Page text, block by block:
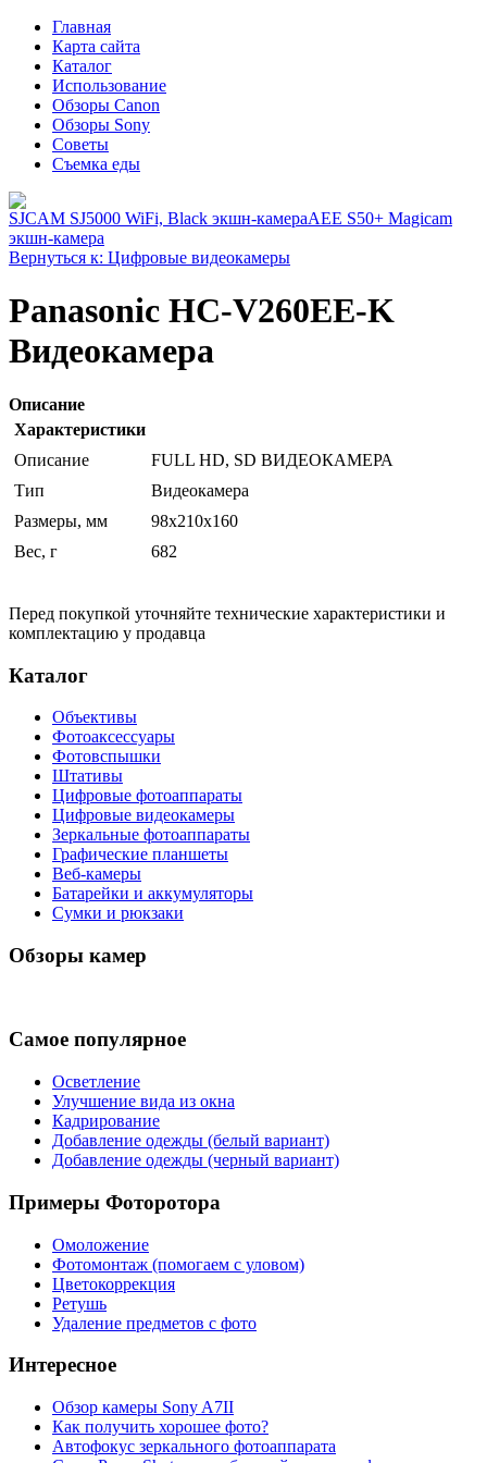
Главная
Карта сайта
Каталог
Использование
Обзоры Canon
Обзоры Sony
Советы
Съемка еды
SJCAM SJ5000 WiFi, Black экшн-камераAEE S50+ Magicam
экшн-камера
Вернуться к: Цифровые видеокамеры
Panasonic HC-V260EE-K
Видеокамера
Описание
Характеристики
Описание
FULL HD, SD ВИДЕОКАМЕРА
Тип
Видеокамера
Размеры, мм
98x210x160
Вес, г
682
Перед покупкой уточняйте технические характеристики и
комплектацию у продавца
Каталог
Объективы
Фотоаксессуары
Фотовспышки
Штативы
Цифровые фотоаппараты
Цифровые видеокамеры
Зеркальные фотоаппараты
Графические планшеты
Веб-камеры
Батарейки и аккумуляторы
Сумки и рюкзаки
Обзоры камер
Самое популярное
Осветление
Улучшение вида из окна
Кадрирование
Добавление одежды (белый вариант)
Добавление одежды (черный вариант)
Примеры Фоторотора
Омоложение
Фотомонтаж (помогаем с уловом)
Цветокоррекция
Ретушь
Удаление предметов с фото
Интересное
Обзор камеры Sony A7ІІ
Как получить хорошее фото?
Автофокус зеркального фотоаппарата